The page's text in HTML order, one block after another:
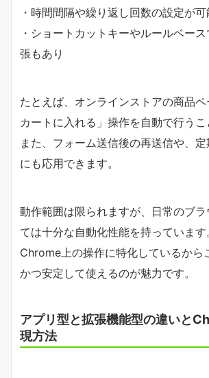
・時間間隔や繰り返し回数の設定が可
・ショートカットキーやルールベー
張もあり
たとえば、オンラインストアの商品
カートに入れる」操作を自動で行うこ
また、フォーム送信後の再送信や、
にも応用できます。
動作範囲は限られますが、日常のブ
ては十分な自動化性能を持っています
Chrome上の操作に特化しているから
かつ安定して使えるのが魅力です。
アプリ型と拡張機能型の違いと
現方法